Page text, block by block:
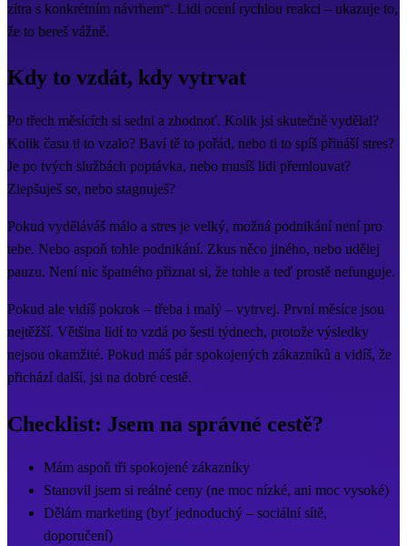
zítra s konkrétním návrhem“. Lidi ocení rychlou reakci – ukazuje to,
že to bereš vážně.
Kdy to vzdát, kdy vytrvat
Po třech měsících si sedni a zhodnoť. Kolik jsi skutečně vydělal?
Kolik času ti to vzalo? Baví tě to pořád, nebo ti to spíš přináší stres?
Je po tvých službách poptávka, nebo musíš lidi přemlouvat?
Zlepšuješ se, nebo stagnuješ?
Pokud vyděláváš málo a stres je velký, možná podnikání není pro
tebe. Nebo aspoň tohle podnikání. Zkus něco jiného, nebo udělej
pauzu. Není nic špatného přiznat si, že tohle a teď prostě nefunguje.
Pokud ale vidíš pokrok – třeba i malý – vytrvej. První měsíce jsou
nejtěžší. Většina lidí to vzdá po šesti týdnech, protože výsledky
nejsou okamžité. Pokud máš pár spokojených zákazníků a vidíš, že
přichází další, jsi na dobré cestě.
Checklist: Jsem na správné cestě?
Mám aspoň tři spokojené zákazníky
Stanovil jsem si reálné ceny (ne moc nízké, ani moc vysoké)
Dělám marketing (byť jednoduchý – sociální sítě,
doporučení)